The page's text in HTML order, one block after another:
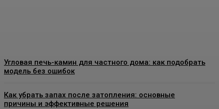
Угловая печь-камин для частного дома: как подобрать
модель без ошибок
Как убрать запах после затопления: основные
причины и эффективные решения